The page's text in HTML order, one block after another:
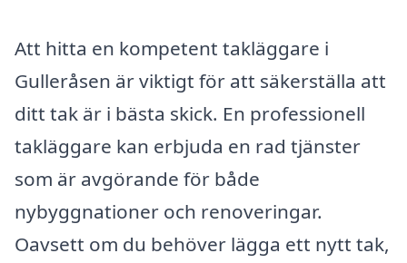
Att hitta en kompetent takläggare i
Gulleråsen är viktigt för att säkerställa att
ditt tak är i bästa skick. En professionell
takläggare kan erbjuda en rad tjänster
som är avgörande för både
nybyggnationer och renoveringar.
Oavsett om du behöver lägga ett nytt tak,